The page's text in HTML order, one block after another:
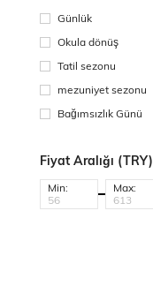
Günlük
Okula dönüş
Tatil sezonu
mezuniyet sezonu
Bağımsızlık Günü
Fiyat Aralığı (TRY)
Min: Max: